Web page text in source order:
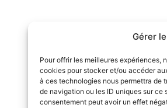
Gérer
Pour offrir les meilleures expériences,
cookies pour stocker et/ou accéder
à ces technologies nous permettra de
de navigation ou les ID uniques sur ce
consentement peut avoir un effet